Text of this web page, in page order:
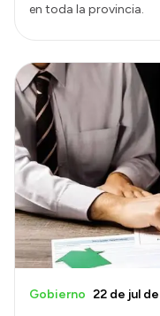
en toda la provincia.
Gobierno 22 de jul